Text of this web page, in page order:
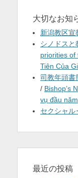
大切なお知
新潟教区宣
シノドス
priorities
Tiên Của
司教年頭書
/ Bishop’s
vụ đầu năm
セクシャル
最近の投稿